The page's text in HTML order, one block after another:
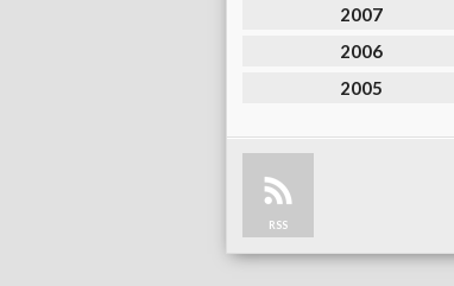
2007
2006
2005
RSS